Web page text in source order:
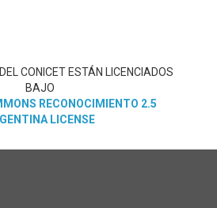
CONICET ESTÁN LICENCIADOS
BAJO
RECONOCIMIENTO 2.5
LICENSE